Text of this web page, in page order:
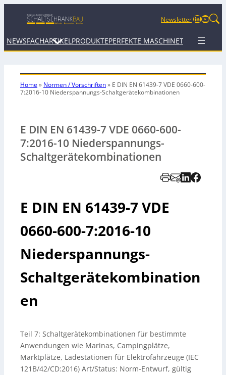
NewsletterLinkedIn
NEWSFACHARTIKEL PRODUKTEPERFEKTE MASCHINETERMINE
Home» Normen / Vorschriften» E DIN EN 61439-7 VDE 0660-600-
7:2016-10 Niederspannungs-Schaltgerätekombinationen
E DIN EN 61439-7 VDE 0660-600-
7:2016-10 Niederspannungs-
Schaltgerätekombinationen
E DIN EN 61439-7 VDE
0660-600-7:2016-10
Niederspannungs-
Schaltgerätekombination
en
Teil 7: Schaltgerätekombinationen für bestimmte
Anwendungen wie Marinas, Campingplätze,
Marktplätze, Ladestationen für Elektrofahrzeuge (IEC
121B/42/CD:2016) Art/Status: Norm-Entwurf, gültig